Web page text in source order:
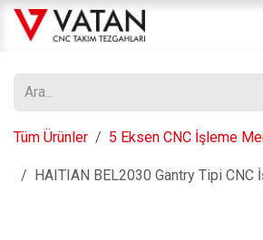
İçereği Atla
Tüm Ürünler 5 Eksen CNC İşleme
HAITIAN BEL2030 Gantry Tipi